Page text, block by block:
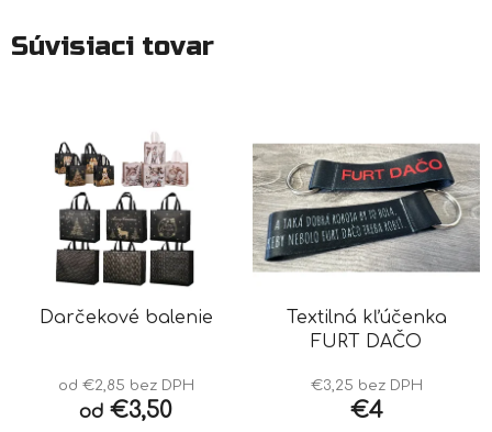
Súvisiaci tovar
Darčekové balenie
od €2,85 bez DPH
od €3,50
Textilná kľúčenka
FURT DAČO
€3,25 bez DPH
€4